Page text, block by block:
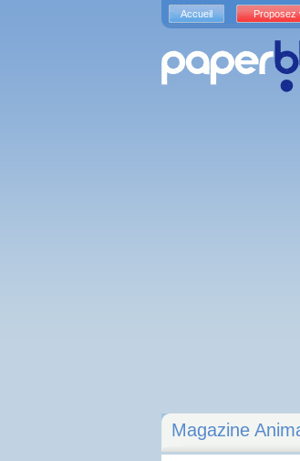
Magazine
Accueil Proposez